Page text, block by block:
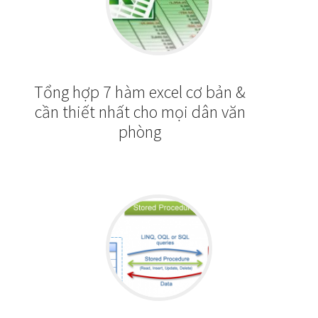
Tổng hợp 7 hàm excel cơ bản &
cần thiết nhất cho mọi dân văn
phòng